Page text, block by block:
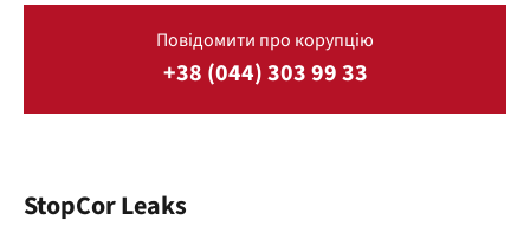
Повідомити про корупцію
+38 (044) 303 99 33
StopCor Leaks